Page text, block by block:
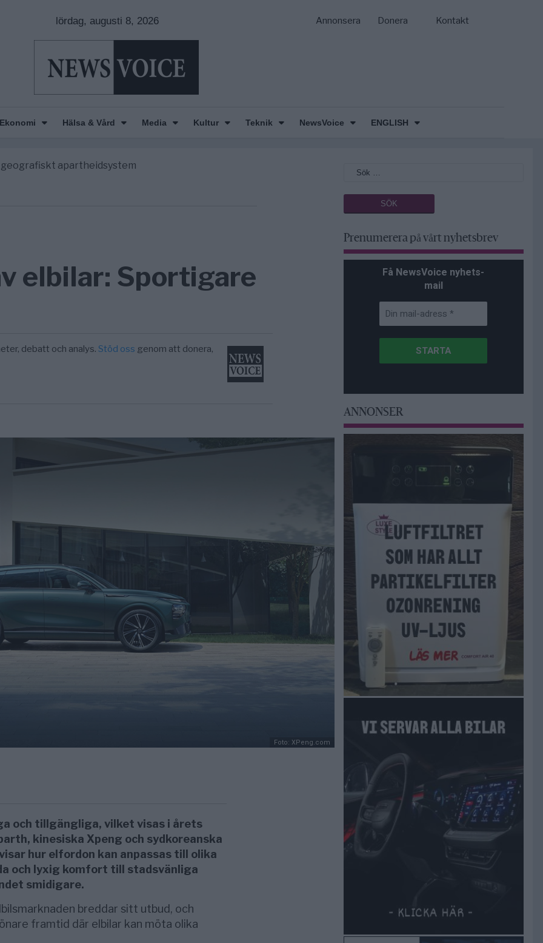
lördag, augusti 8, 2026 Annonsera Donera Kontakt
Ekonomi Hälsa & Vård Media Kultur Teknik NewsVoice ENGLISH
– Finally
geografiskt apartheidsystem
elbilar: Sportigare
debatt och analys.Stöd oss genom att donera,
Foto: XPeng.com
och tillgängliga, vilket visas i årets
kinesiska Xpeng och sydkoreanska
hur elfordon kan anpassas till olika
och lyxig komfort till stadsvänliga
smidigare.
breddar sitt utbud, och
framtid där elbilar kan möta olika
Prenumerera på vårt nyhetsbrev
Få NewsVoice nyhets-
mail
ANNONSER